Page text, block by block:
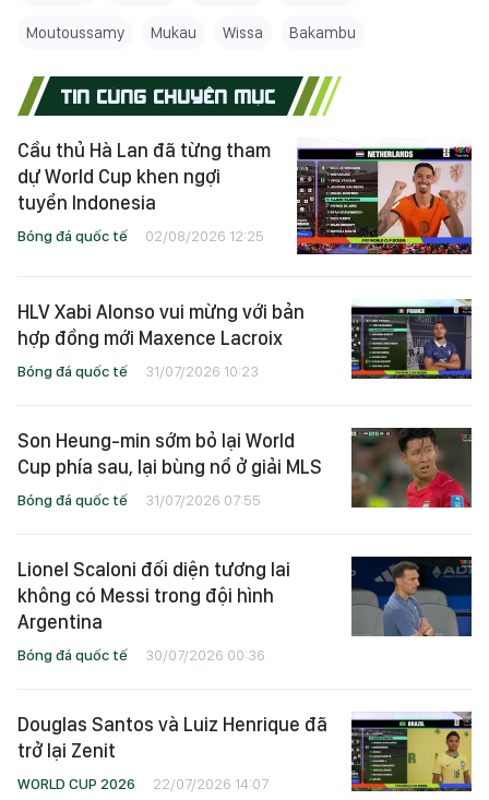
Moutoussamy Mukau Wissa Bakambu
TIN CÙNG CHUYÊN MỤC
Cầu thủ Hà Lan đã từng tham
dự World Cup khen ngợi
tuyển Indonesia
Bóng đá quốc tế 02/08/2026 12:25
HLV Xabi Alonso vui mừng với bản
hợp đồng mới Maxence Lacroix
Bóng đá quốc tế 31/07/2026 10:23
Son Heung-min sớm bỏ lại World
Cup phía sau, lại bùng nổ ở giải MLS
Bóng đá quốc tế 31/07/2026 07:55
Lionel Scaloni đối diện tương lai
không có Messi trong đội hình
Argentina
Bóng đá quốc tế 30/07/2026 00:36
Douglas Santos và Luiz Henrique đã
trở lại Zenit
WORLD CUP 2026 22/07/2026 14:07